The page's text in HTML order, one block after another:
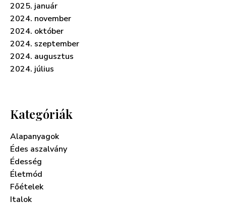
2025. január
2024. november
2024. október
2024. szeptember
2024. augusztus
2024. július
Kategóriák
Alapanyagok
Édes aszalvány
Édesség
Életmód
Főételek
Italok